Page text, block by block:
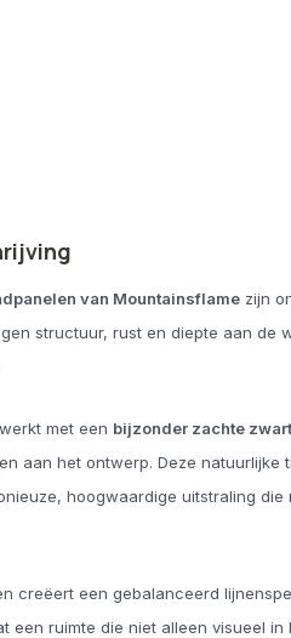
van Mountainsflame zijn
structuur, rust en diepte aan de
met een bijzonder zachte
aan het ontwerp. Deze
hoogwaardige uitstraling
creëert een gebalanceerd
een ruimte die niet alleen visueel